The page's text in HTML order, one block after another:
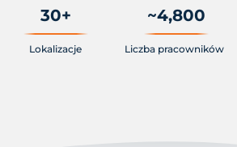
30+
Lokalizacje
~4,800
Liczba pracowników